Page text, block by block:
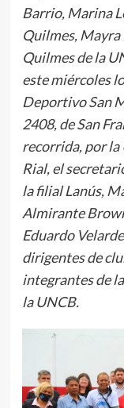
Barrio, Marina
Quilmes, Mayra
Quilmes de la
este miércoles
Deportivo San
2408, de San
recorrida, por la
Rial, el
la filial Lanús,
Almirante
Eduardo
dirigentes de
integrantes de
la UNCB.